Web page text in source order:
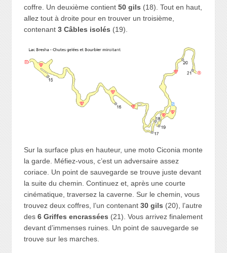
coffre. Un deuxième contient 50 gils (18). Tout en haut,
allez tout à droite pour en trouver un troisième,
contenant 3 Câbles isolés (19).
Sur la surface plus en hauteur, une moto Ciconia monte
la garde. Méfiez-vous, c’est un adversaire assez
coriace. Un point de sauvegarde se trouve juste devant
la suite du chemin. Continuez et, après une courte
cinématique, traversez la caverne. Sur le chemin, vous
trouvez deux coffres, l’un contenant 30 gils (20), l’autre
des 6 Griffes encrassées (21). Vous arrivez finalement
devant d’immenses ruines. Un point de sauvegarde se
trouve sur les marches.